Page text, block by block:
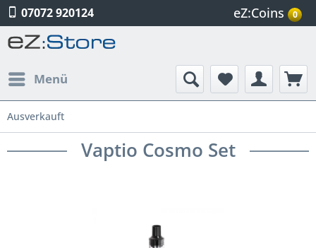
07072 920124 eZ:Coins 0
Menü
Ausverkauft
Vaptio Cosmo Set